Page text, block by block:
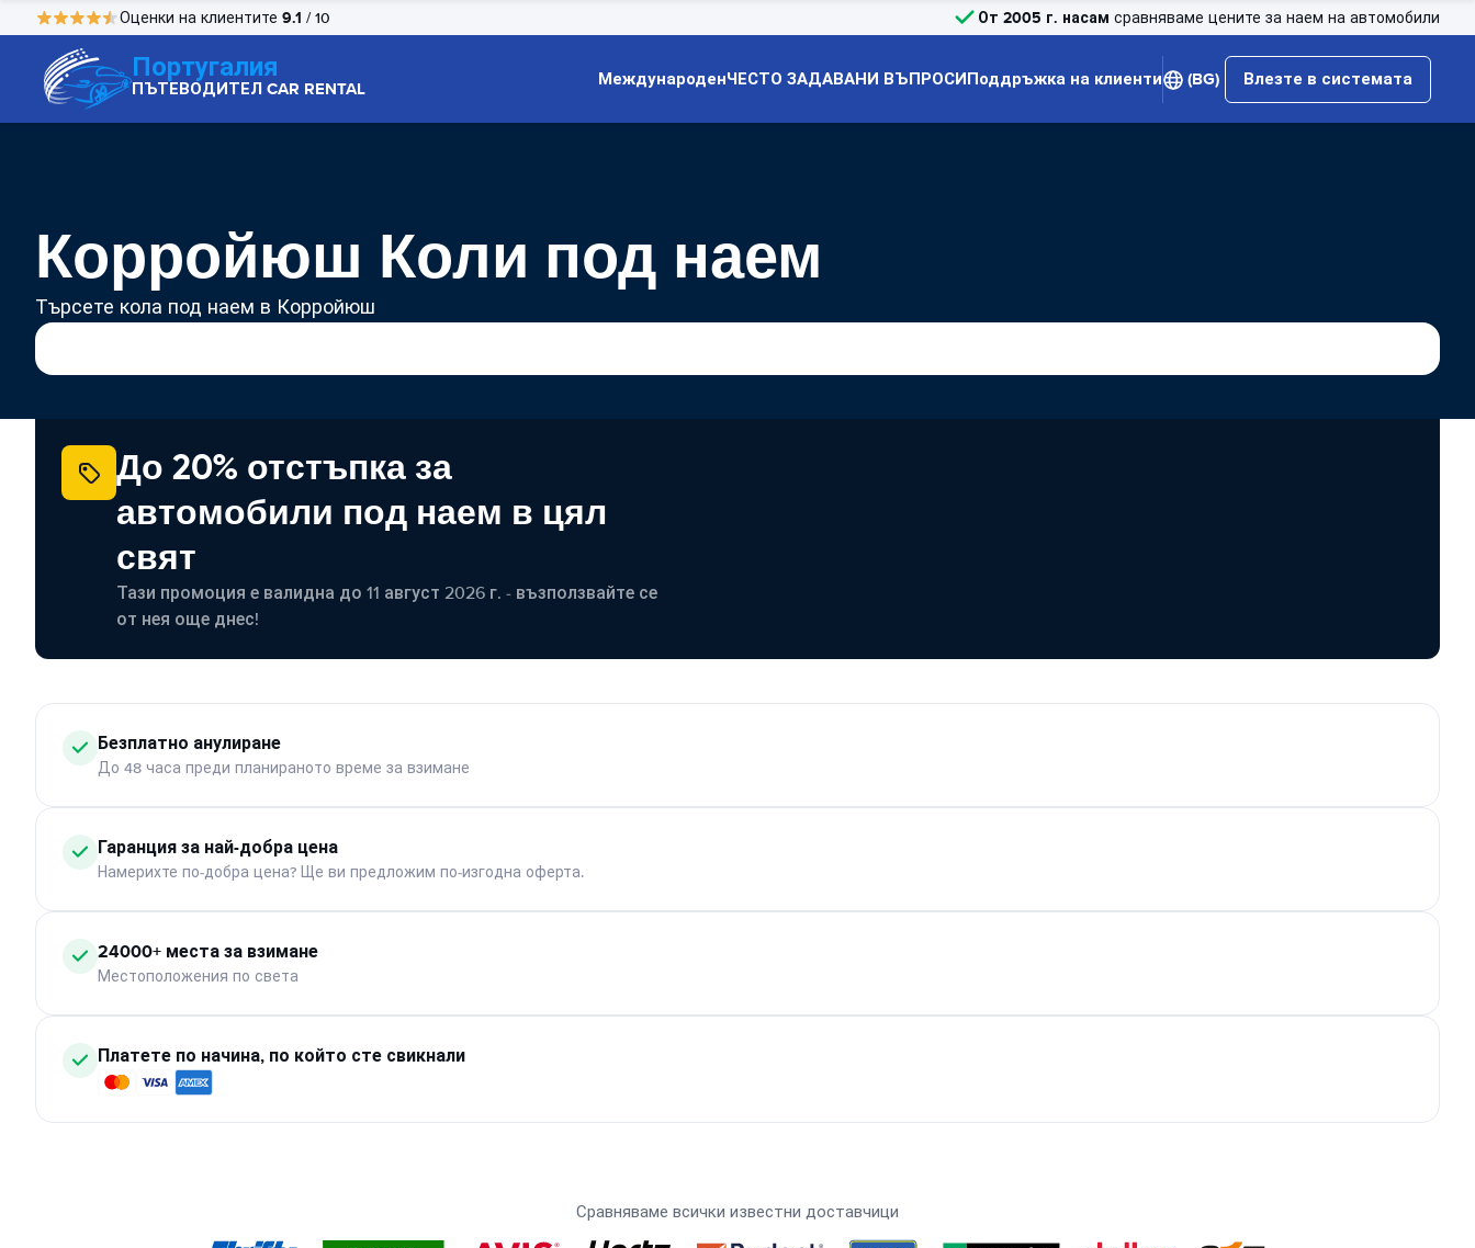
Оценки на клиентите 9.1 / 10 От 2005 г. насам сравняваме цените за наем на автомобили
Португалия
ПЪТЕВОДИТЕЛ CAR RENTAL МеждународенЧЕСТО ЗАДАВАНИ ВЪПРОСИПоддръжка на клиенти (BG) Влезте в системата
Корройюш Коли под наем
Търсете кола под наем в Корройюш
До 20% отстъпка за
автомобили под наем в цял
свят
Тази промоция е валидна до 11 август 2026 г. - възползвайте се
от нея още днес!
Безплатно анулиране
До 48 часа преди планираното време за взимане
Гаранция за най-добра цена
Намерихте по-добра цена? Ще ви предложим по-изгодна оферта.
24000+ места за взимане
Местоположения по света
Платете по начина, по който сте свикнали
Сравняваме всички известни доставчици